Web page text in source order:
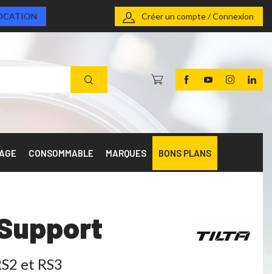
Créer un compte / Connexion
CONSOMMABLE MARQUES BONS PLANS
et RS3